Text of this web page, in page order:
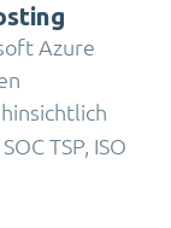
Azure
hinsichtlich
TSP, ISO